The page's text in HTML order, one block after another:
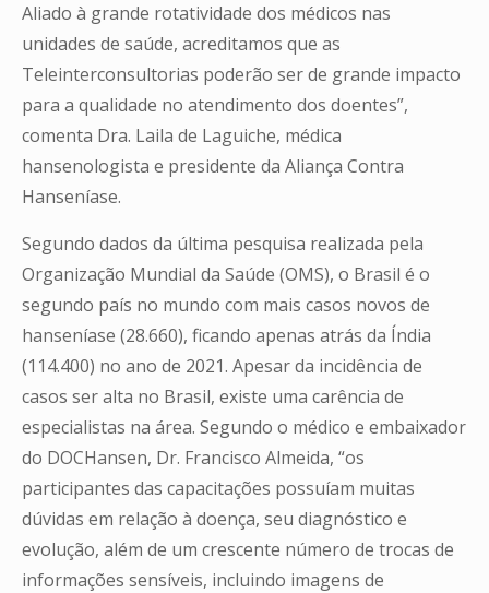
Aliado à grande rotatividade dos médicos nas
unidades de saúde, acreditamos que as
Teleinterconsultorias poderão ser de grande impacto
para a qualidade no atendimento dos doentes”,
comenta Dra. Laila de Laguiche, médica
hansenologista e presidente da Aliança Contra
Hanseníase.
Segundo dados da última pesquisa realizada pela
Organização Mundial da Saúde (OMS), o Brasil é o
segundo país no mundo com mais casos novos de
hanseníase (28.660), ficando apenas atrás da Índia
(114.400) no ano de 2021. Apesar da incidência de
casos ser alta no Brasil, existe uma carência de
especialistas na área. Segundo o médico e embaixador
do DOCHansen, Dr. Francisco Almeida, “os
participantes das capacitações possuíam muitas
dúvidas em relação à doença, seu diagnóstico e
evolução, além de um crescente número de trocas de
informações sensíveis, incluindo imagens de